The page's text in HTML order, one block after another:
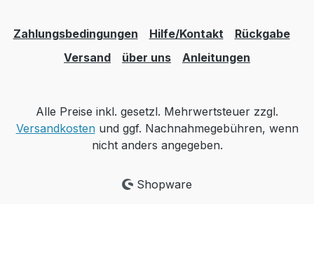
Zahlungsbedingungen Hilfe/Kontakt
Rückgabe
Versand
über uns Anleitungen
Alle Preise inkl. gesetzl. Mehrwertsteuer zzgl.
Versandkostenund ggf. Nachnahmegebühren, wenn
nicht anders angegeben.
Shopware